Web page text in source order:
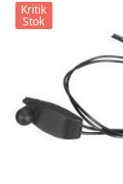
Kritik
Stok